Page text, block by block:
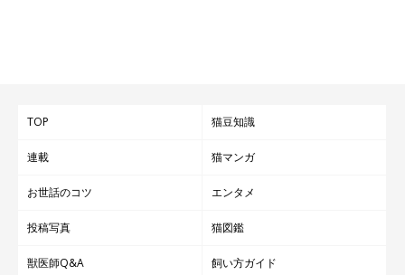
猫を持ち上げる際は、お腹側から前足の付け根に片方の手を添
え、もう片方の手で首の後ろをつまんで持ち上げてもOKです。
TOP 猫豆知識
連載 猫マンガ
お世話のコツ エンタメ
投稿写真 猫図鑑
獣医師Q&A 飼い方ガイド